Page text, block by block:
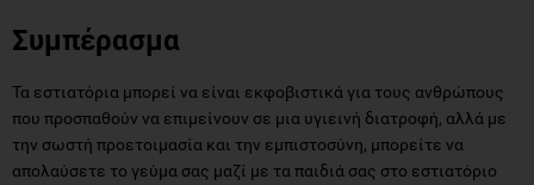
Συμπέρασμα
Τα εστιατόρια μπορεί να είναι εκφοβιστικά για τους ανθρώπους
που προσπαθούν να επιμείνουν σε μια υγιεινή διατροφή, αλλά με
την σωστή προετοιμασία και την εμπιστοσύνη, μπορείτε να
απολαύσετε το γεύμα σας μαζί με τα παιδιά σας στο εστιατόριο